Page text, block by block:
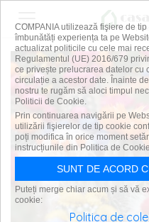
COMPANIA utilizează fişiere de
îmbunătăți experiența ta pe
actualizat politicile cu cele mai
Regulamentul (UE) 2016/679
ce privește prelucrarea datelor cu
circulație a acestor date. Înainte
nostru te rugăm să aloci timpul
Politicii de Cookie.
Prin continuarea navigării pe
utilizării fişierelor de tip cookie
poți modifica în orice moment
instrucțiunile din Politica de
SUNT DE ACORD
Puteți merge chiar acum și să vă
cookie:
Politica de